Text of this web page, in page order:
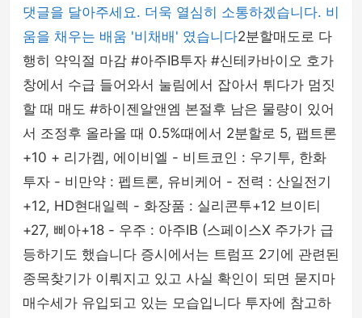
댓글을 달아주세요. 더욱 열심히 소통하겠습니다. 비
움을 채우는 배움 '비채배' 였습니다2분할매도로 다
행히 약익절 마감 #아주IB투자 #신테카바이오 호가
창에서 수급 들어와서 눌림에서 잡아서 튀다가 멈짓
할 때 매도 #하이젠알앤엠 본절후 남은 물량이 있어
서 조정후 올라올 때 0.5%때에서 2분할로 5, 팹트론
+10 + 리가켐, 에이비엘 - 비트코인 : 우기투, 한화
투자 - 비만약 : 펩트론, 유비케어 - 전력 : 산일전기
+12, HD현대일렉 - 화장품 : 실리콘투+12 브이티
+27, 삐아+18 - 우주 : 아주IB (스페이스X 주가가 급
등하기도 했습니다 증시에서는 트럼프 2기에 관련된
종목찾기가 이뤄지고 있고 사실 확인이 되면 묻지마
매수세가 유입되고 있는 모습입니다 투자에 참고하